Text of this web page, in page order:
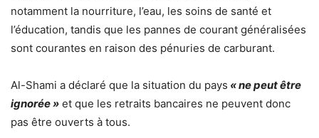
notamment la nourriture, l’eau, les soins de santé et
l’éducation, tandis que les pannes de courant généralisées
sont courantes en raison des pénuries de carburant.
Al-Shami a déclaré que la situation du pays « ne peut être
ignorée » et que les retraits bancaires ne peuvent donc
pas être ouverts à tous.